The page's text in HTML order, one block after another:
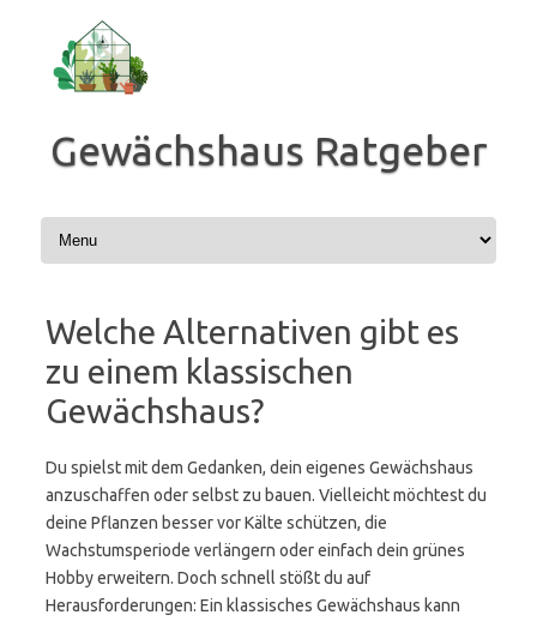
springen
Gewächshaus Ratgeber
Welche Alternativen gibt es
zu einem klassischen
Gewächshaus?
Du spielst mit dem Gedanken, dein eigenes Gewächshaus
anzuschaffen oder selbst zu bauen. Vielleicht möchtest du
deine Pflanzen besser vor Kälte schützen, die
Wachstumsperiode verlängern oder einfach dein grünes
Hobby erweitern. Doch schnell stößt du auf
Herausforderungen: Ein klassisches Gewächshaus kann